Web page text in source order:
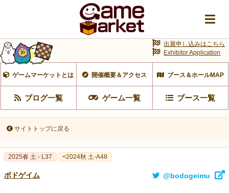
ゲームマーケットとは 開催概要＆アクセス ブース＆ホールMAP
ブログ一覧 ゲーム一覧 ブース一覧
出展申し込みはこちら
Exhibitor Application
サイトトップに戻る
2025春 土 - L37 <2024秋 土-A48
ボドゲイム @bodogeimu